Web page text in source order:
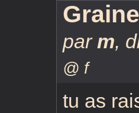
parm,
@ f
tu as